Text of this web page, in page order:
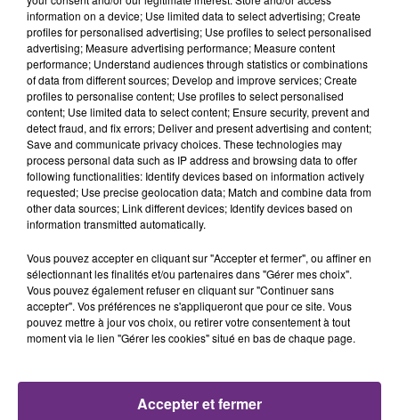
fermer ses portes.
TITRES DIFFUSÉS
5h30
5h30
BRUNO MARS
24k Magic
5h26
5h26
AMIR
A L'imparfaite
5h22
5h22 5h19
5h19
information on a device; Use limited data to select advertising; Create
profiles for personalised advertising; Use profiles to select personalised
advertising; Measure advertising performance; Measure content
performance; Understand audiences through statistics or combinations
of data from different sources; Develop and improve services; Create
profiles to personalise content; Use profiles to select personalised
content; Use limited data to select content; Ensure security, prevent and
detect fraud, and fix errors; Deliver and present advertising and content;
Save and communicate privacy choices. These technologies may
process personal data such as IP address and browsing data to offer
following functionalities: Identify devices based on information actively
requested; Use precise geolocation data; Match and combine data from
other data sources; Link different devices; Identify devices based on
information transmitted automatically.
Vous pouvez accepter en cliquant sur "Accepter et fermer", ou affiner en
sélectionnant les finalités et/ou partenaires dans "Gérer mes choix".
Vous pouvez également refuser en cliquant sur "Continuer sans
accepter". Vos préférences ne s'appliqueront que pour ce site. Vous
pouvez mettre à jour vos choix, ou retirer votre consentement à tout
moment via le lien "Gérer les cookies" situé en bas de chaque page.
Accepter et fermer